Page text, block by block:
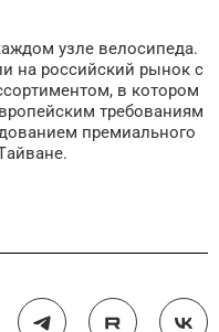
узле велосипеда.
на российский рынок с
в котором
требованиям
премиального